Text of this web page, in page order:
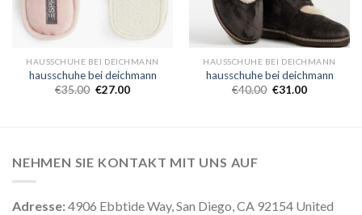
HAUSSCHUHE BEI DEICHMANN
hausschuhe bei deichmann
€35.00 €27.00
HAUSSCHUHE BEI DEICHMANN
hausschuhe bei deichmann
€40.00 €31.00
NEHMEN SIE KONTAKT MIT UNS AUF
Adresse:4906 Ebbtide Way, San Diego, CA 92154 United